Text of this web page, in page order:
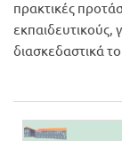
Τεύχη
πρακτικές
εκπαιδευτικούς,
διασκεδαστικά